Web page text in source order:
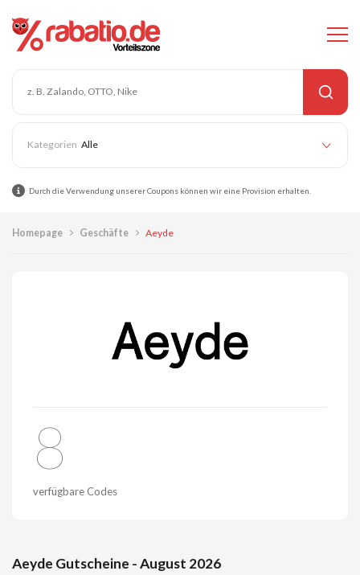
Alle
Durch die Verwendung unserer Coupons können wir eine Provision erhalten.
Homepage Geschäfte Aeyde
8
verfügbare Codes
Aeyde Gutscheine - August 2026